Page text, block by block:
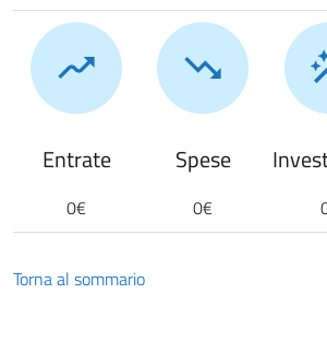
Entrate
0€
Spese
0€
Torna al sommario